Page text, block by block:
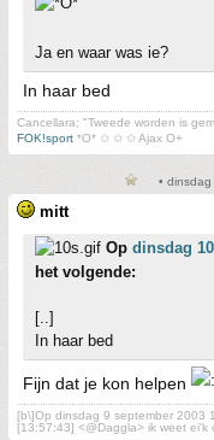
Ja en waar was ie?
In haar bed
Cancellara; "Tweede worden is
FOK!sport *O* ✩ ✩ ✩ Ajax O+
•
mitt
Op dinsdag
het volgende:
[..]
In haar bed
Fijn dat je kon helpen
[b\]Op dinsdag 9 september 2003
[13:57:43] <@Daggla> ik weet ei'k